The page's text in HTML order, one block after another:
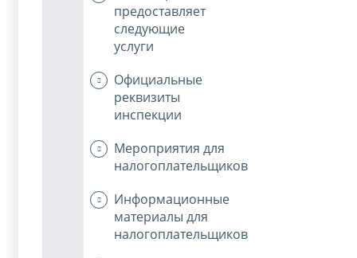
предоставляет
следующие
услуги
Официальные
реквизиты
инспекции
Мероприятия для
налогоплательщиков
Информационные
материалы для
налогоплательщиков